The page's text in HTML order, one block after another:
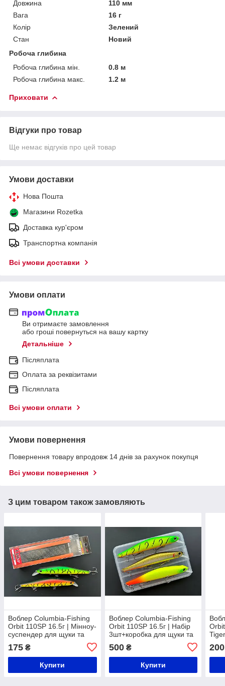
Довжина
110 мм
Вага
16 г
Колір
Зелений
Стан
Новий
Робоча глибина
Робоча глибина мін.
0.8 м
Робоча глибина макс.
1.2 м
Приховати
Відгуки про товар
Ще немає відгуків про цей товар
Умови доставки
Нова Пошта
Магазини Rozetka
Доставка кур'єром
Транспортна компанія
Всі умови доставки
Умови оплати
Ви отримаєте замовлення
або гроші повернуться на вашу картку
Детальніше
Післяплата
Оплата за реквізитами
Післяплата
Всі умови оплати
Умови повернення
Повернення товару впродовж 14 днів за рахунок покупця
Всі умови повернення
З цим товаром також замовляють
Воблер Columbia-Fishing
Orbit 110SP 16.5г | Мінноу-
суспендер для щуки та
судака | Японська якість
175 ₴
Купити
Воблер Columbia-Fishing
Orbit 110SP 16.5г | Набір
3шт+коробка для щуки та
судака | Японська якість
500₴
Купити
200